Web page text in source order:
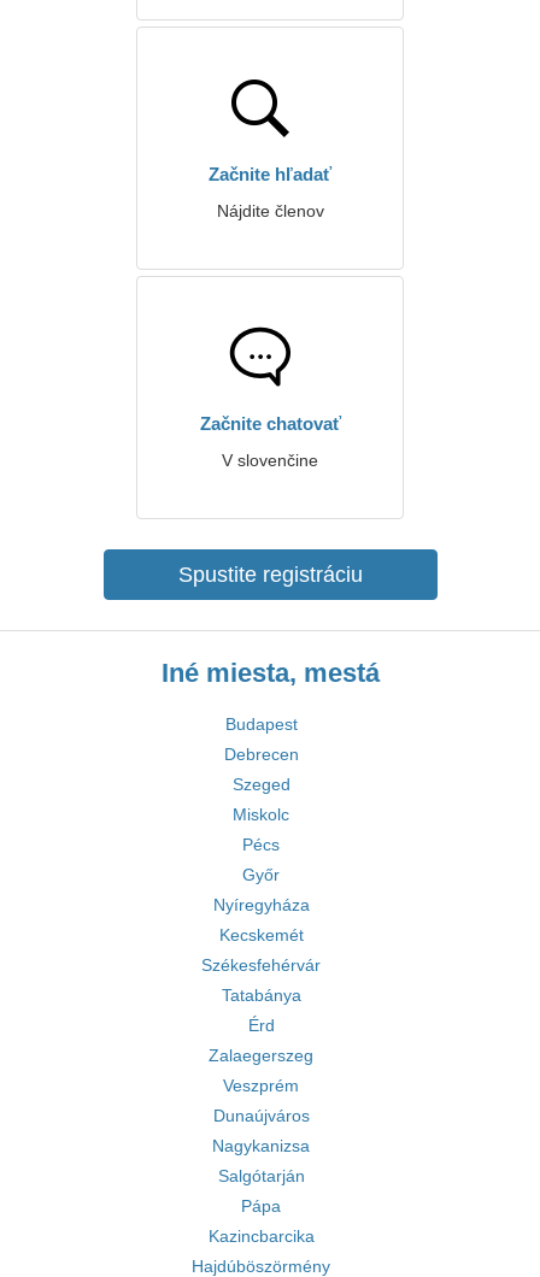
Začnite hľadať
Nájdite členov
Začnite chatovať
V slovenčine
Spustite registráciu
Iné miesta, mestá
Budapest
Debrecen
Szeged
Miskolc
Pécs
Győr
Nyíregyháza
Kecskemét
Székesfehérvár
Tatabánya
Érd
Zalaegerszeg
Veszprém
Dunaújváros
Nagykanizsa
Salgótarján
Pápa
Kazincbarcika
Hajdúböszörmény